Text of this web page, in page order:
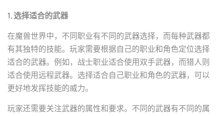
1. 选择适合的武器
在魔兽世界中，不同职业有不同的武器选择，而每种武器都
有其独特的技能。玩家需要根据自己的职业和角色定位选择
适合的武器。例如，战士职业适合使用双手武器，而猎人则
适合使用远程武器。选择适合自己职业和角色的武器，可以
更好地发挥技能的威力。
玩家还需要关注武器的属性和要求。不同的武器有不同的属